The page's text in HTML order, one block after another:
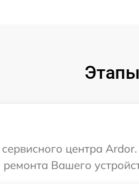
сервисного центра
Вашего